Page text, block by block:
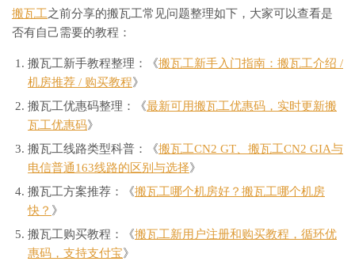
搬瓦工之前分享的搬瓦工常见问题整理如下，大家可以查看是
否有自己需要的教程：
搬瓦工新手教程整理：《搬瓦工新手入门指南：搬瓦工介绍 /
机房推荐 / 购买教程》
搬瓦工优惠码整理：《最新可用搬瓦工优惠码，实时更新搬
瓦工优惠码》
搬瓦工线路类型科普：《搬瓦工CN2 GT、搬瓦工CN2 GIA与
电信普通163线路的区别与选择》
搬瓦工方案推荐：《搬瓦工哪个机房好？搬瓦工哪个机房
快？ 》
搬瓦工购买教程：《搬瓦工新用户注册和购买教程，循环优
惠码，支持支付宝》